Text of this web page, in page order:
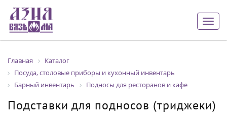
Главная
Каталог
Посуда, столовые приборы и кухонный инвентарь
Барный инвентарь
Подносы для ресторанов и кафе
Подставки для подносов (триджеки)